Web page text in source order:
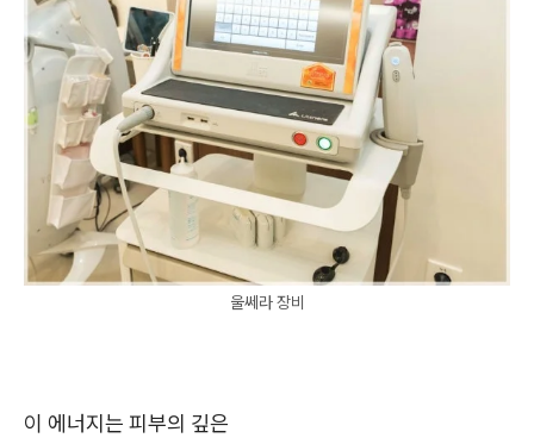
울쎄라 장비
이 에너지는 피부의 깊은